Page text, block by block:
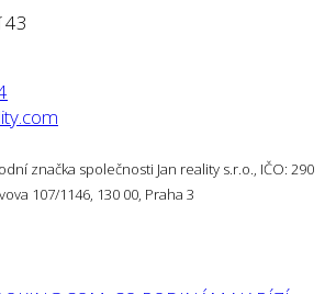
43
značka společnosti Jan reality s.r.o., IČO: 290
107/1146, 130 00, Praha 3